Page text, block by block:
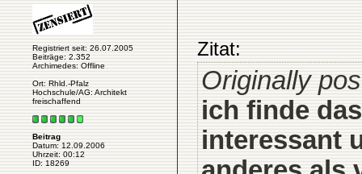
Registriert seit: 26.07.2005
Beiträge: 2.352
Archimedes: Offline
Ort: Rhld.-Pfalz
Hochschule/AG: Architekt
freischaffend
Beitrag
Datum: 12.09.2006
Uhrzeit: 00:12
ID: 18269
Zitat:
Originally
ich finde
interessant